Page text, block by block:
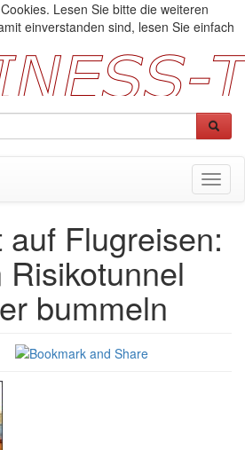
Lesen Sie bitte die weiteren
einverstanden sind, lesen Sie einfach
Flugreisen:
bummeln